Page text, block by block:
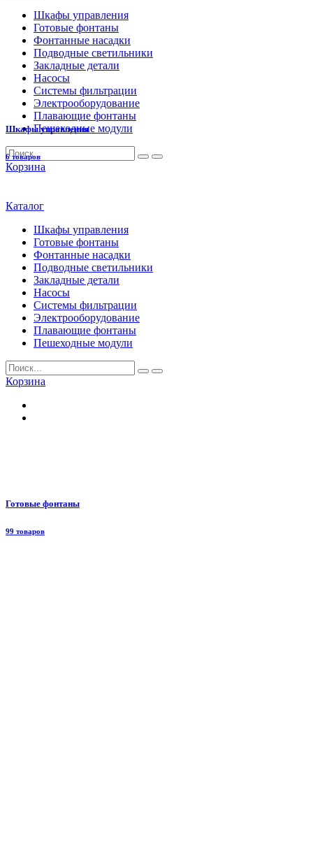
Шкафы управления
Готовые фонтаны
Фонтанные насадки
Подводные светильники
Закладные детали
Насосы
Системы фильтрации
Электрооборудование
Плавающие фонтаны
Пешеходные модули
Корзина
Каталог
Шкафы управления
Готовые фонтаны
Фонтанные насадки
Подводные светильники
Закладные детали
Насосы
Системы фильтрации
Электрооборудование
Плавающие фонтаны
Пешеходные модули
Корзина
Шкафы управления
6 товаров
Готовые фонтаны
99 товаров